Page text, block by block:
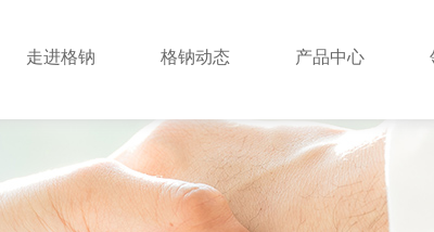
走进格钠 格钠动态 产品中心